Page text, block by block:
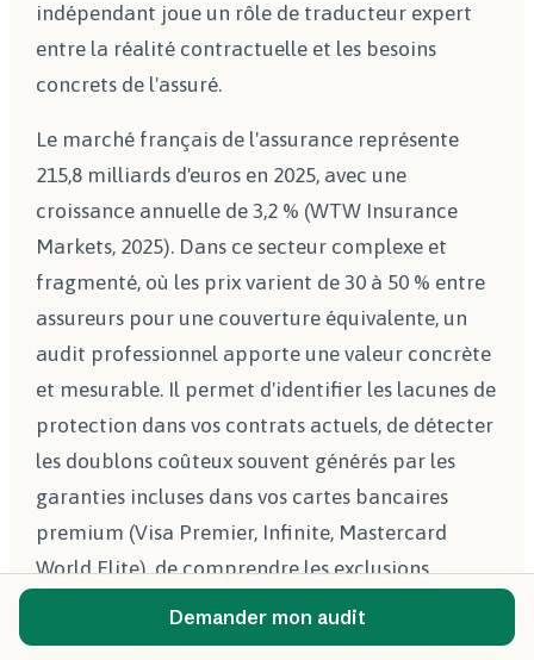
indépendant joue un rôle de traducteur expert
entre la réalité contractuelle et les besoins
concrets de l'assuré.
Le marché français de l'assurance représente
215,8 milliards d'euros en 2025, avec une
croissance annuelle de 3,2 % (WTW Insurance
Markets, 2025). Dans ce secteur complexe et
fragmenté, où les prix varient de 30 à 50 % entre
assureurs pour une couverture équivalente, un
audit professionnel apporte une valeur concrète
et mesurable. Il permet d'identifier les lacunes de
protection dans vos contrats actuels, de détecter
les doublons coûteux souvent générés par les
garanties incluses dans vos cartes bancaires
premium (Visa Premier, Infinite, Mastercard
World Elite), de comprendre les exclusions
cachées susceptibles de conduire à un refus de
prise en charge lors d'un sinistre, et de comparer
Demander mon audit